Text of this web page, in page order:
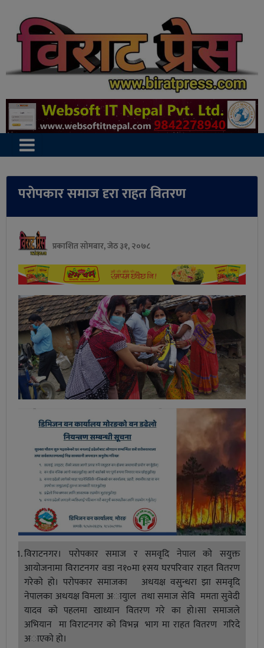
पराेपकार समाज दृरा राहत वितरण
प्रकाशित सोमबार, जेठ ३१, २०७८
विराटनगर। पराेपकार समाज र समवृदि नेपाल काे सयुक्त
आयाेजनामा विराटनगर वडा न१०मा १सय घरपरिवार राहत वितरण
गरेकाे हाे। पराेपकार समाजका अधयक्ष वसुन्धरा झा समवृदि
नेपालका अधयक्ष विमला अायुाल तथा समाज सेवि ममता सुवेदी
यादव काे पहलमा खाध्यान वितरण गरे का हाे।सा समाजले
अभियान मा विराटनगर काे विभन्न भाग मा राहत वितरण गरिदे
अाएकाे हाे।